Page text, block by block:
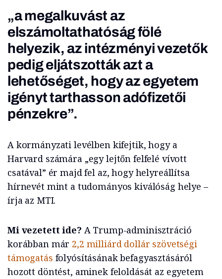
„a megalkuvást az
elszámoltathatóság fölé
helyezik, az intézményi vezetők
pedig eljátszották azt a
lehetőséget, hogy az egyetem
igényt tarthasson adófizetői
pénzekre”.
A kormányzati levélben kifejtik, hogy a
Harvard számára „egy lejtőn felfelé vívott
csatával” ér majd fel az, hogy helyreállítsa
hírnevét mint a tudományos kiválóság helye –
írja az MTI.
Mi vezetett ide? A Trump-adminisztráció
korábban már 2,2 milliárd dollár szövetségi
támogatás folyósításának befagyasztásáról
hozott döntést, aminek feloldását az egyetem